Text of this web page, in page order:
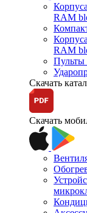
RAM
RAM
Пульты
Скачать
Скачать